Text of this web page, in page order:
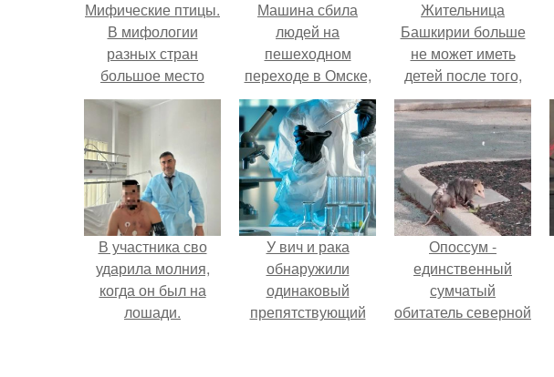
Мифические птицы.
В мифологии
разных стран
большое место
занимают образы
птиц.
Машина сбила
людей на
пешеходном
переходе в Омске,
пострадали 8
человек.
Жительница
Башкирии больше
не может иметь
детей после того,
как медики сделали
ей аборт на шестом
месяце
беременности и
оставили в матке
плаценту.
В участника сво
ударила молния,
когда он был на
лошади.
У вич и рака
обнаружили
одинаковый
препятствующий
Опоссум -
единственный
сумчатый
обитатель северной